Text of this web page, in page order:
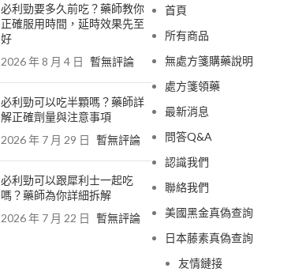
必利勁要多久前吃？藥師教你
正確服用時間，延時效果先至
好
2026 年 8 月 4 日 暫無評論
必利勁可以吃半顆嗎？藥師詳
解正確劑量與注意事項
2026 年 7 月 29 日 暫無評論
必利勁可以跟犀利士一起吃
嗎？藥師為你詳細拆解
2026 年 7 月 22 日 暫無評論
首頁
所有商品
無處方箋購藥說明
處方箋領藥
最新消息
問答Q&A
認識我們
聯絡我們
美國黑金真偽查詢
日本藤素真偽查詢
友情鏈接